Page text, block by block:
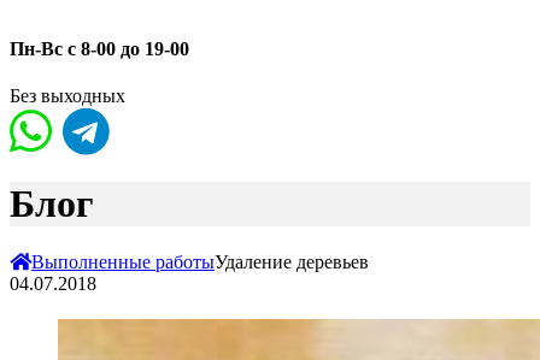
Пн-Вс с 8-00 до 19-00
Без выходных
Блог
Выполненные работыУдаление деревьев
04.07.2018